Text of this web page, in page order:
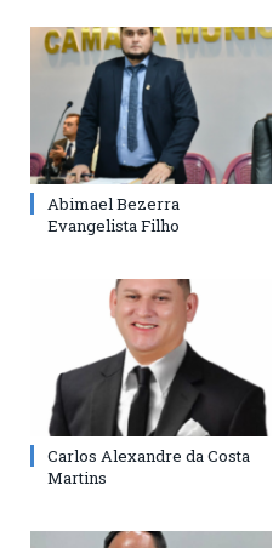
Abimael Bezerra
Evangelista Filho
Carlos Alexandre da Costa
Martins